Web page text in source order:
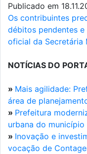
Publicado em
Os contribuintes
débitos pendentes
oficial da Secretária
NOTÍCIAS DO
» Mais agilidade:
área de
» Prefeitura
urbana do município
» Inovação e
vocação de